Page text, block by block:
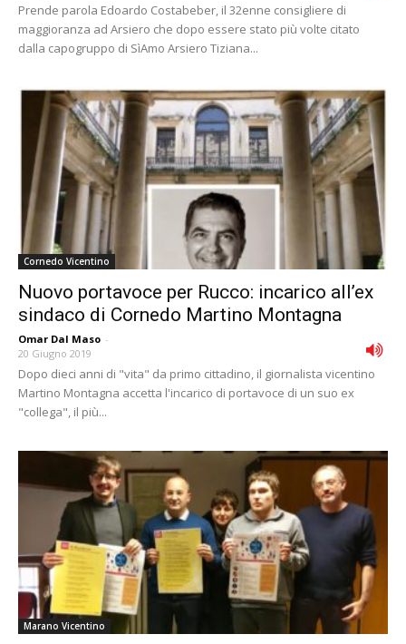
Prende parola Edoardo Costabeber, il 32enne consigliere di
maggioranza ad Arsiero che dopo essere stato più volte citato
dalla capogruppo di SìAmo Arsiero Tiziana...
Cornedo Vicentino
Nuovo portavoce per Rucco: incarico all’ex
sindaco di Cornedo Martino Montagna
Omar Dal Maso -
20 Giugno 2019
Dopo dieci anni di "vita" da primo cittadino, il giornalista vicentino
Martino Montagna accetta l'incarico di portavoce di un suo ex
"collega", il più...
Marano Vicentino